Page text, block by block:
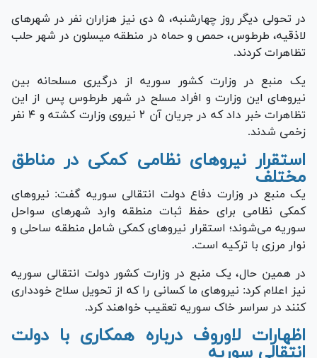
در تحولی دیگر روز چهارشنبه، ۵ دی نیز هزاران نفر در شهر‌های
لاذقیه، طرطوس، حمص و حماه در منطقه میسلون در شهر حلب
تظاهرات کردند.
یک منبع در وزارت کشور سوریه از درگیری مسلحانه بین
نیرو‌های این وزارت و افراد مسلح در شهر طرطوس پس از این
تظاهرات خبر داد که در جریان آن ۲ نیروی وزارت کشته و ۴ نفر
زخمی شدند.
استقرار نیروهای نظامی کمکی در مناطق
مختلف
یک منبع در وزارت دفاع دولت انتقالی سوریه گفت: نیرو‌های
کمکی نظامی برای حفظ ثبات منطقه وارد شهر‌های سواحل
سوریه می‌شوند؛ استقرار نیرو‌های کمکی شامل منطقه ساحلی و
نوار مرزی با ترکیه است.
در همین حال، یک منبع در وزارت کشور دولت انتقالی سوریه
نیز اعلام کرد: نیرو‌های ما کسانی را که از تحویل سلاح خودداری
کنند در سراسر خاک سوریه تعقیب خواهند کرد.
اظهارات لاوروف درباره همکاری با دولت
انتقالی سوریه